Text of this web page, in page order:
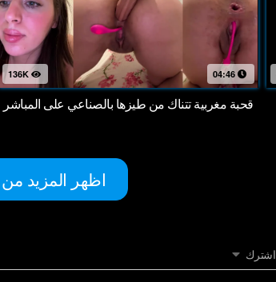
04:46
قحبة مغربية تتناك من طيزها بالصناعي على المباشر
اظهر المزيد
اشترك